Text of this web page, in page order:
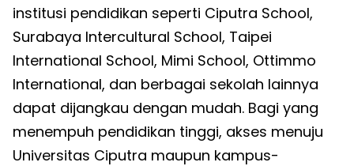
institusi pendidikan seperti Ciputra School,
Surabaya Intercultural School, Taipei
International School, Mimi School, Ottimmo
International, dan berbagai sekolah lainnya
dapat dijangkau dengan mudah. Bagi yang
menempuh pendidikan tinggi, akses menuju
Universitas Ciputra maupun kampus-